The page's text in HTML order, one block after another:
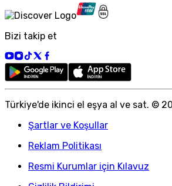
Bizi takip et
Türkiye'de ikinci el eşya al ve sat. ©
Şartlar ve Koşullar
Reklam Politikası
Resmi Kurumlar için Kılavuz